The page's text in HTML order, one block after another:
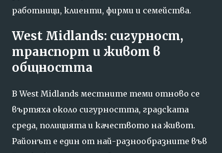
работници, клиенти, фирми и семейства.
West Midlands: сигурност,
транспорт и живот в
общността
В West Midlands местните теми отново се
въртяха около сигурността, градската
среда, полицията и качеството на живот.
Районът е един от най-разнообразните във